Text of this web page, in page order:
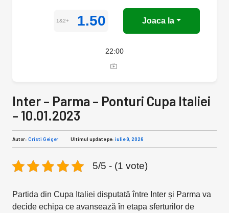
1&2+ 1.50 Joaca la
22:00
Inter – Parma – Ponturi Cupa Italiei
– 10.01.2023
Autor: Cristi Geiger Ultimul update pe: iulie 9, 2026
5/5 - (1 vote)
Partida din Cupa Italiei disputată între Inter și Parma va
decide echipa ce avansează în etapa sferturilor de